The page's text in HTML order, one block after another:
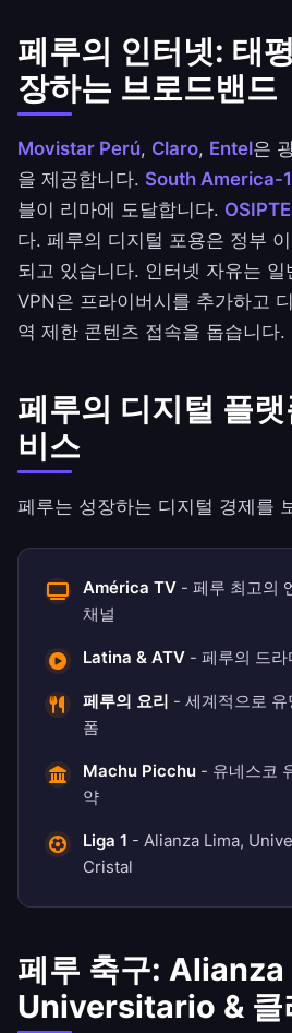
페루의 인터넷: 태
장하는 브로드밴드
Movistar Perú, Claro, Entel은
을 제공합니다. South America-1
블이 리마에 도달합니다.
다. 페루의 디지털 포용은 정부
되고 있습니다. 인터넷 자유는
VPN은 프라이버시를 추가하고
역 제한 콘텐츠 접속을 돕습니다.
페루의 디지털 플랫
비스
페루는 성장하는 디지털 경제를
América TV - 페루 최고의
채널
Latina & ATV - 페루의 드라
페루의 요리 - 세계적으로 유
폼
Machu Picchu - 유네스코
약
Liga 1 - Alianza Lima,
Cristal
페루 축구:
Universitario & 클